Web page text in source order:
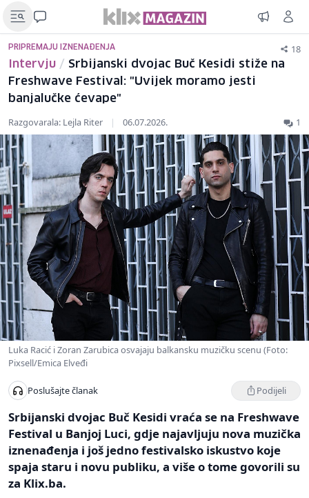
PRIPREMAJU IZNENAĐENJA 18
Intervju / Srbijanski dvojac Buč Kesidi stiže na
Freshwave Festival: "Uvijek moramo jesti
banjalučke ćevape"
Razgovarala: Lejla Riter | 06.07.2026. 1
Luka Racić i Zoran Zarubica osvajaju balkansku muzičku scenu (Foto:
Pixsell/Emica Elveđi
Poslušajte članak Podijeli
Srbijanski dvojac Buč Kesidi vraća se na Freshwave
Festival u Banjoj Luci, gdje najavljuju nova muzička
iznenađenja i još jedno festivalsko iskustvo koje
spaja staru i novu publiku, a više o tome govorili su
za Klix.ba.